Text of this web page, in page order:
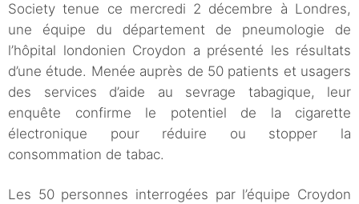
Society tenue ce mercredi 2 décembre à Londres,
une équipe du département de pneumologie de
l’hôpital londonien Croydon a présenté les résultats
d’une étude. Menée auprès de 50 patients et usagers
des services d’aide au sevrage tabagique, leur
enquête confirme le potentiel de la cigarette
électronique pour réduire ou stopper la
consommation de tabac.
Les 50 personnes interrogées par l’équipe Croydon